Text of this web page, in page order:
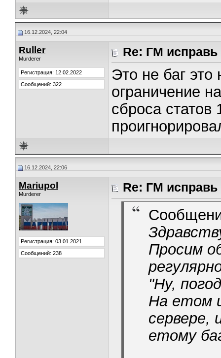
16.12.2024, 22:04
Ruller
Murderer
Регистрация: 12.02.2022
Сообщений: 322
Re: ГМ
Это не баг это
ограничение
сброса статов
16.12.2024, 22:06
Mariupol
Murderer
Регистрация: 03.01.2021
Сообщений: 238
Re: ГМ
Просим
"Ну,
На етом
сервере,
етому